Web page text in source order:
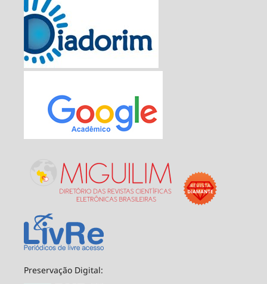
Preservação Digital: